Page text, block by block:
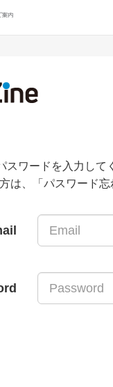
スワードを入力して
は、「パスワード